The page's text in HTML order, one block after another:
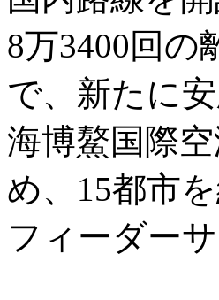
8万3400回の
で、新たに
海博鰲国際
め、15都市
フィーダー